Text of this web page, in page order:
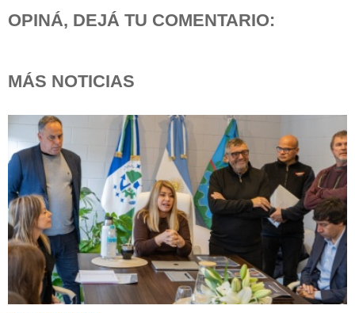
OPINÁ, DEJÁ TU COMENTARIO:
MÁS NOTICIAS